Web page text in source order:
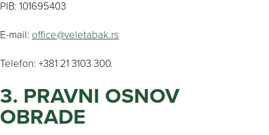
PIB: 101695403
E-mail: office@veletabak.rs
Telefon: +381 21 3103 300.
3. PRAVNI OSNOV
OBRADE